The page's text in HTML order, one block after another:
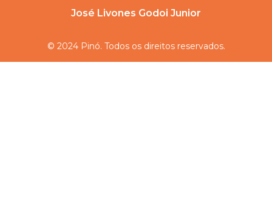
José Livones Godoi Junior
© 2024 Pinó. Todos os direitos reservados.